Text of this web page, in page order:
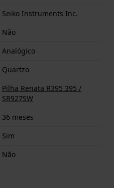
Seiko Instruments Inc.
Não
Analógico
Quartzo
Pilha Renata R395 395 /
SR927SW
36 meses
Sim
Não